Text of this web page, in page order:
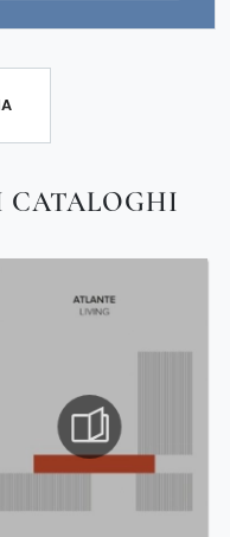
CATALOGHI